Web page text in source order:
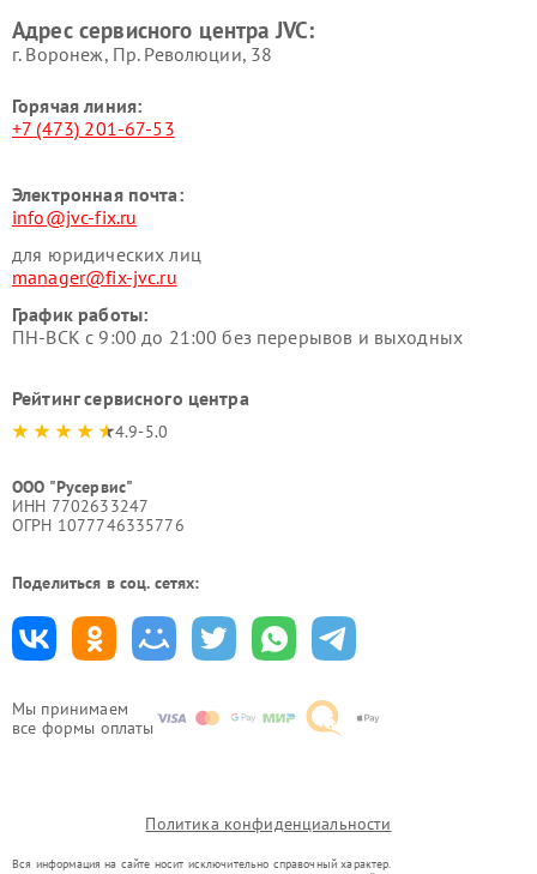
Мы принимаем
все формы оплаты
Адрес сервисного центра JVC:
г. Воронеж, Пр. Революции, 38
Горячая линия:
+7 (473) 201-67-53
Электронная почта:
info@jvc-fix.ru
для юридических лиц
manager@fix-jvc.ru
График работы:
ПН-ВСК с 9:00 до 21:00 без перерывов и выходных
Рейтинг сервисного центра
4.9-5.0
ООО "Русервис"
ИНН 7702633247
ОГРН 1077746335776
Поделиться в соц. сетях:
Политика конфиденциальности
Вся информация на сайте носит исключительно справочный характер.